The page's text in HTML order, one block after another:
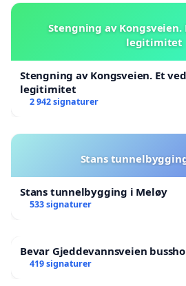
Stengning av
legitimitet
Stengning av Kongsveien. Et
legitimitet
2 942 signaturer
Stans
Stans tunnelbygging i Meløy
533 signaturer
Bevar Gjeddevannsveien
419 signaturer